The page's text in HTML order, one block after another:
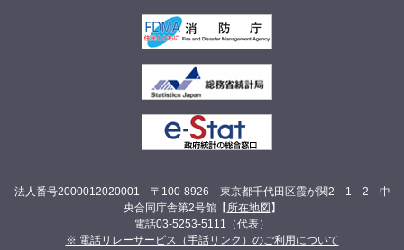
法人番号2000012020001 〒100-8926 東京都千代田区霞が関2－1－2 中
央合同庁舎第2号館【 所在地図 】
電話03-5253-5111（代表）
※ 電話リレーサービス（手話リンク）のご利用について